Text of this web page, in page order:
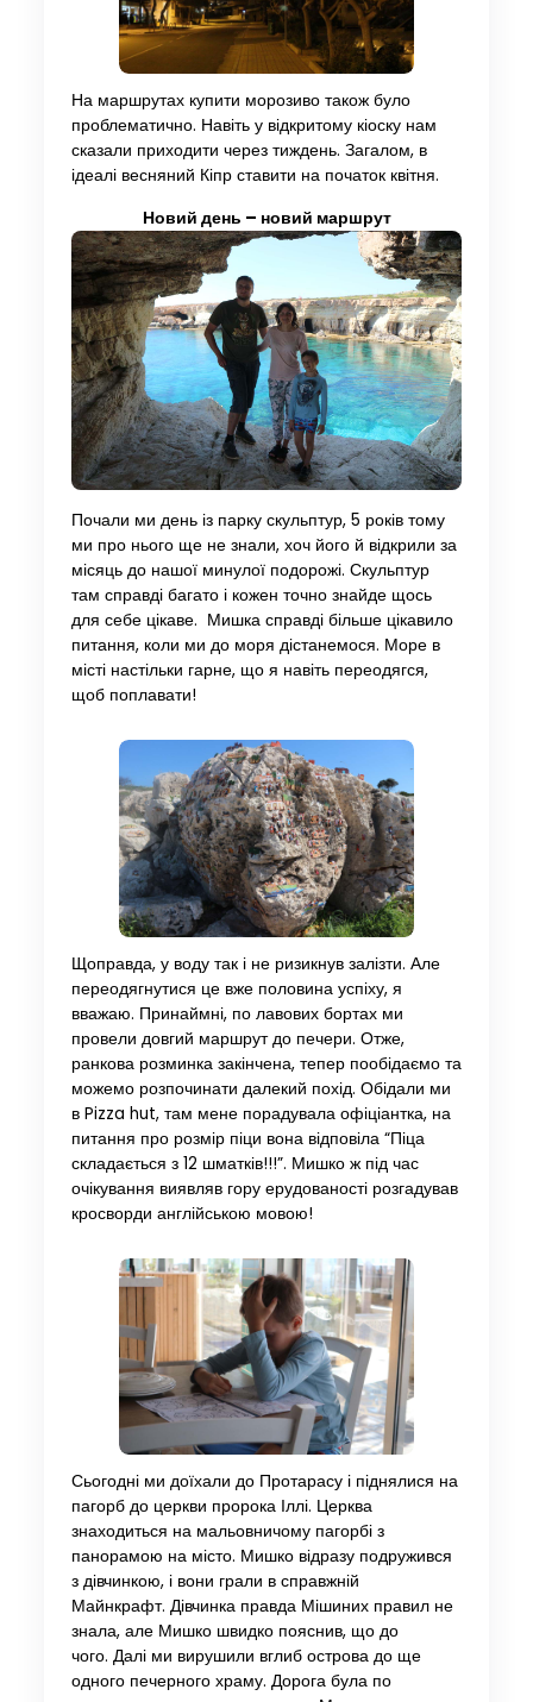
На маршрутах купити морозиво також було
проблематично. Навіть у відкритому кіоску нам
сказали приходити через тиждень. Загалом, в
ідеалі весняний Кіпр ставити на початок квітня.
Новий день – новий маршрут
Почали ми день із парку скульптур, 5 років тому
ми про нього ще не знали, хоч його й відкрили за
місяць до нашої минулої подорожі. Скульптур
там справді багато і кожен точно знайде щось
для себе цікаве. Мишка справді більше цікавило
питання, коли ми до моря дістанемося. Море в
місті настільки гарне, що я навіть переодягся,
щоб поплавати!
Щоправда, у воду так і не ризикнув залізти. Але
переодягнутися це вже половина успіху, я
вважаю. Принаймні, по лавових бортах ми
провели довгий маршрут до печери. Отже,
ранкова розминка закінчена, тепер пообідаємо та
можемо розпочинати далекий похід. Обідали ми
в Pizza hut, там мене порадувала офіціантка, на
питання про розмір піци вона відповіла “Піца
складається з 12 шматків!!!”. Мишко ж під час
очікування виявляв гору ерудованості розгадував
кросворди англійською мовою!
Сьогодні ми доїхали до Протарасу і піднялися на
пагорб до церкви пророка Іллі. Церква
знаходиться на мальовничому пагорбі з
панорамою на місто. Мишко відразу подружився
з дівчинкою, і вони грали в справжній
Майнкрафт. Дівчинка правда Мішиних правил не
знала, але Мишко швидко пояснив, що до
чого. Далі ми вирушили вглиб острова до ще
одного печерного храму. Дорога була по